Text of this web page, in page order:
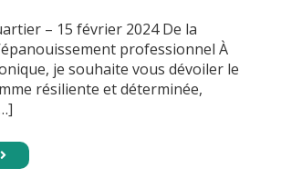
– 15 février 2024 De la
professionnel À
je souhaite vous dévoiler le
résiliente et déterminée,